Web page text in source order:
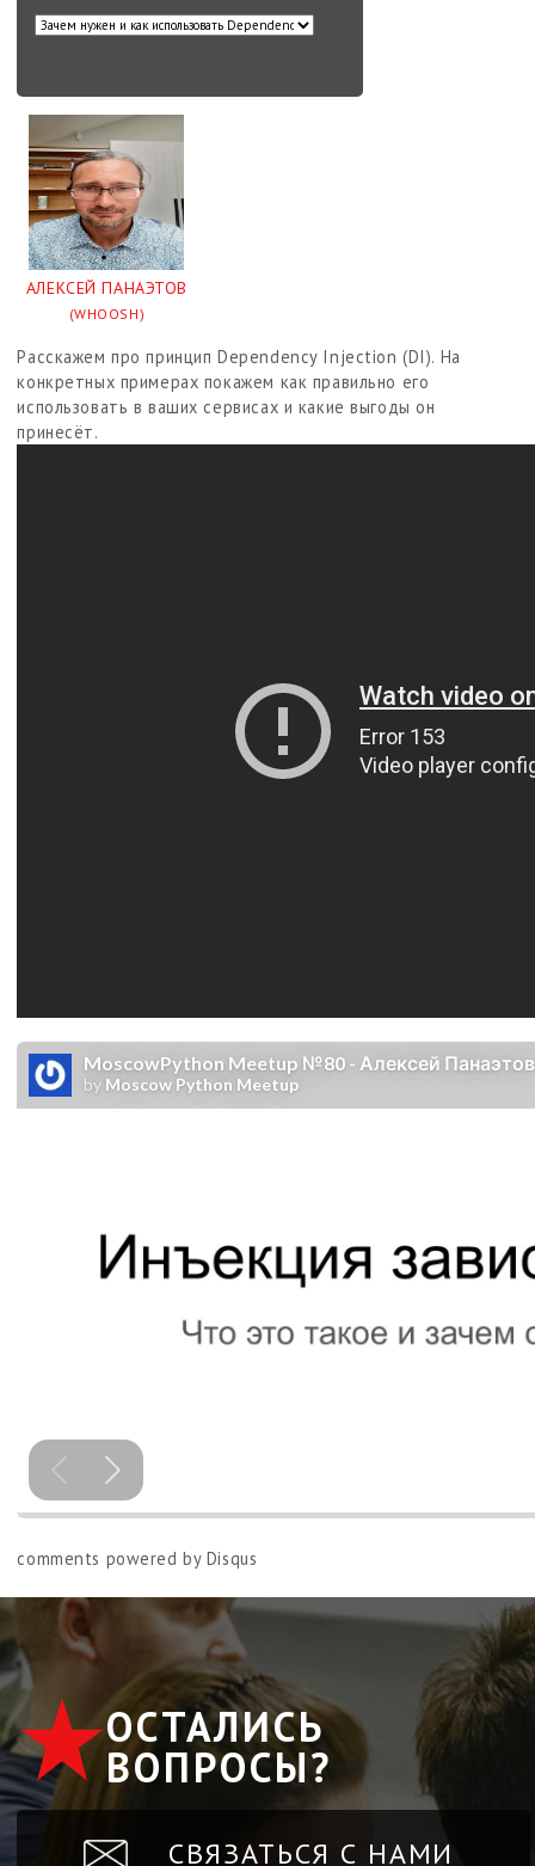
АЛЕКСЕЙ ПАНАЭТОВ
(WHOOSH)
Расскажем про принцип Dependency Injection (DI). На
конкретных примерах покажем как правильно его
использовать в ваших сервисах и какие выгоды он
принесёт.
comments powered by Disqus
ОСТАЛИСЬ
ВОПРОСЫ?
СВЯЗАТЬСЯ С НАМИ